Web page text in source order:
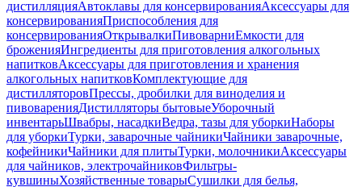
дистилляцияАвтоклавы для консервированияАксессуары для
консервированияПриспособления для
консервированияОткрывалкиПивоварниЕмкости для
броженияИнгредиенты для приготовления алкогольных
напитковАксессуары для приготовления и хранения
алкогольных напитковКомплектующие для
дистилляторовПрессы, дробилки для виноделия и
пивоваренияДистилляторы бытовыеУборочный
инвентарьШвабры, насадкиВедра, тазы для уборкиНаборы
для уборкиТурки, заварочные чайникиЧайники заварочные,
кофейникиЧайники для плитыТурки, молочникиАксессуары
для чайников, электрочайниковФильтры-
кувшиныХозяйственные товарыСушилки для белья,